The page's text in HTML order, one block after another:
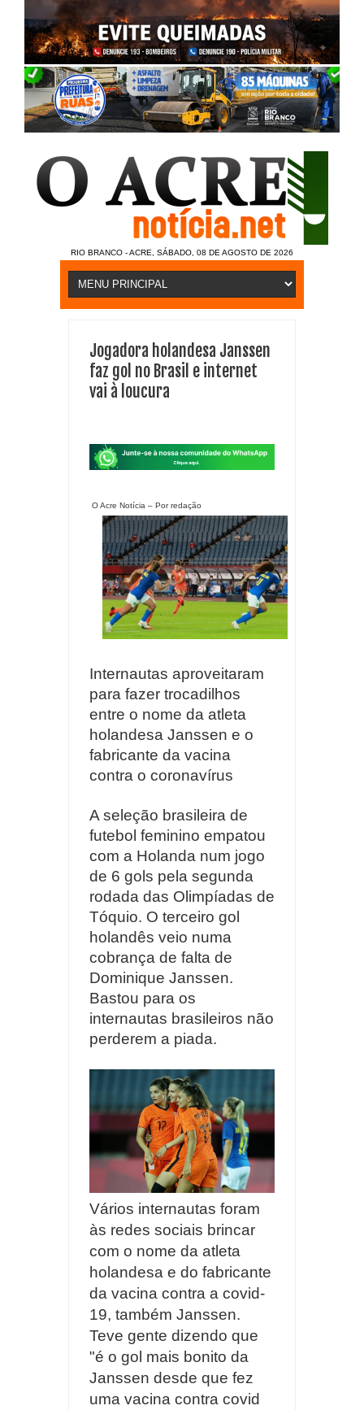
RIO BRANCO - ACRE, SÁBADO, 08 DE AGOSTO DE 2026
Jogadora holandesa Janssen
faz gol no Brasil e internet
vai à loucura
O Acre Notícia – Por redação
Internautas aproveitaram
para fazer trocadilhos
entre o nome da atleta
holandesa Janssen e o
fabricante da vacina
contra o coronavírus
A seleção brasileira de
futebol feminino empatou
com a Holanda num jogo
de 6 gols pela segunda
rodada das Olimpíadas de
Tóquio. O terceiro gol
holandês veio numa
cobrança de falta de
Dominique Janssen.
Bastou para os
internautas brasileiros não
perderem a piada.
Vários internautas foram
às redes sociais brincar
com o nome da atleta
holandesa e do fabricante
da vacina contra a covid-
19, também Janssen.
Teve gente dizendo que
"é o gol mais bonito da
Janssen desde que fez
uma vacina contra covid